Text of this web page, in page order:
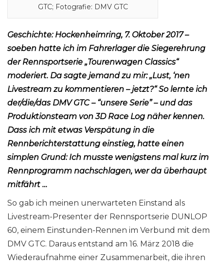
GTC; Fotografie: DMV GTC
Geschichte: Hockenheimring, 7. Oktober 2017 –
soeben hatte ich im Fahrerlager die Siegerehrung
der Rennsportserie „Tourenwagen Classics“
moderiert. Da sagte jemand zu mir: „Lust, ‘nen
Livestream zu kommentieren – jetzt?“ So lernte ich
der/die/das DMV GTC – “unsere Serie” – und das
Produktionsteam von 3D Race Log näher kennen.
Dass ich mit etwas Verspätung in die
Rennberichterstattung einstieg, hatte einen
simplen Grund: Ich musste wenigstens mal kurz im
Rennprogramm nachschlagen, wer da überhaupt
mitfährt …
So gab ich meinen unerwarteten Einstand als
Livestream-Presenter der Rennsportserie DUNLOP
60, einem Einstunden-Rennen im Verbund mit dem
DMV GTC. Daraus entstand am 16. März 2018 die
Wiederaufnahme einer Zusammenarbeit, die ihren